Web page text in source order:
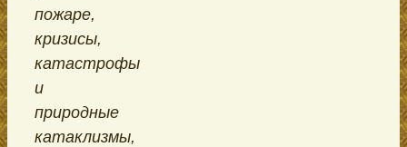
пожаре,
кризисы,
катастрофы
и
природные
катаклизмы,